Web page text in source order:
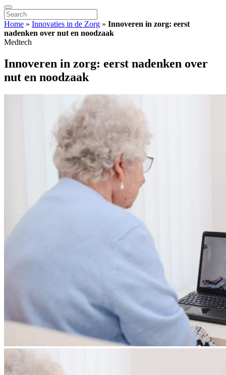
Home » Innovaties in de Zorg » Innoveren in zorg: eerst
nadenken over nut en noodzaak
Medtech
Innoveren in zorg: eerst nadenken over
nut en noodzaak